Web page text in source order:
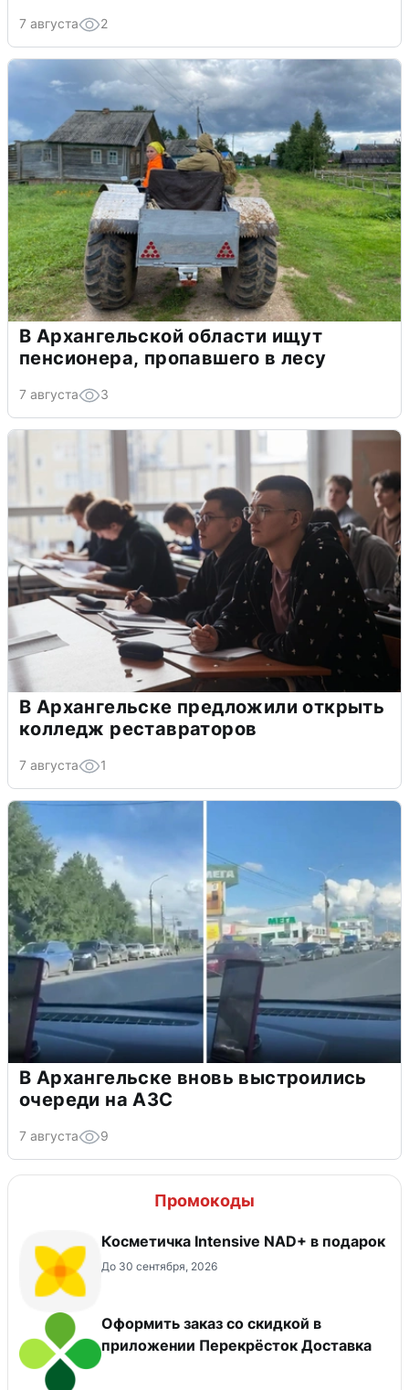
7 августа 2
В Архангельской области ищут
пенсионера, пропавшего в лесу
7 августа 3
В Архангельске предложили открыть
колледж реставраторов
7 августа 1
В Архангельске вновь выстроились
очереди на АЗС
7 августа 9
Промокоды
Косметичка Intensive NAD+ в подарок
До 30 сентября, 2026
Оформить заказ со скидкой в
приложении Перекрёсток Доставка